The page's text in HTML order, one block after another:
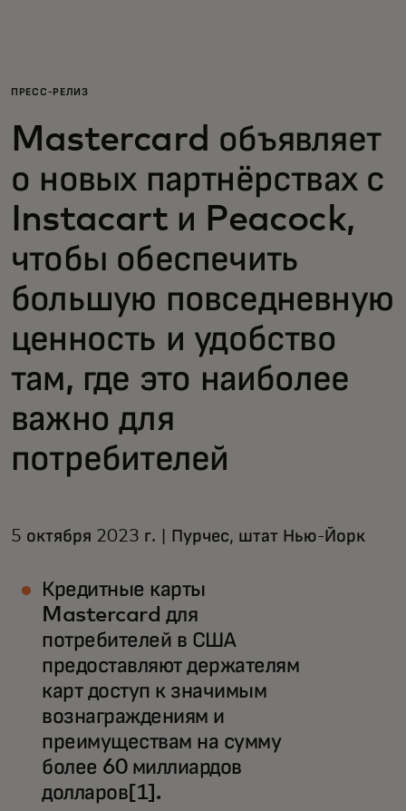
Для бизнеса
Для всего мира
Для новаторов
Новости и тренды
ПРЕСС-РЕЛИЗ
Mastercard объявляет
о новых партнёрствах с
Instacart и Peacock,
чтобы обеспечить
большую повседневную
ценность и удобство
там, где это наиболее
важно для
потребителей
5 октября 2023 г. | Пурчес, штат Нью-Йорк
Кредитные карты
Mastercard для
потребителей в США
предоставляют держателям
карт доступ к значимым
вознаграждениям и
преимуществам на сумму
более 60 миллиардов
долларов[1].